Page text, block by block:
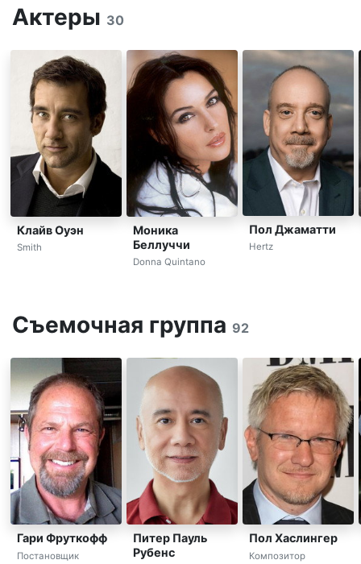
Актеры 30
Клайв Оуэн
Smith
Моника
Беллуччи
Donna Quintano
Пол Джаматти
Hertz
Съемочная группа 92
Гари Фруткофф
Постановщик
Питер Пауль
Рубенс
Пол Хаслингер
Композитор